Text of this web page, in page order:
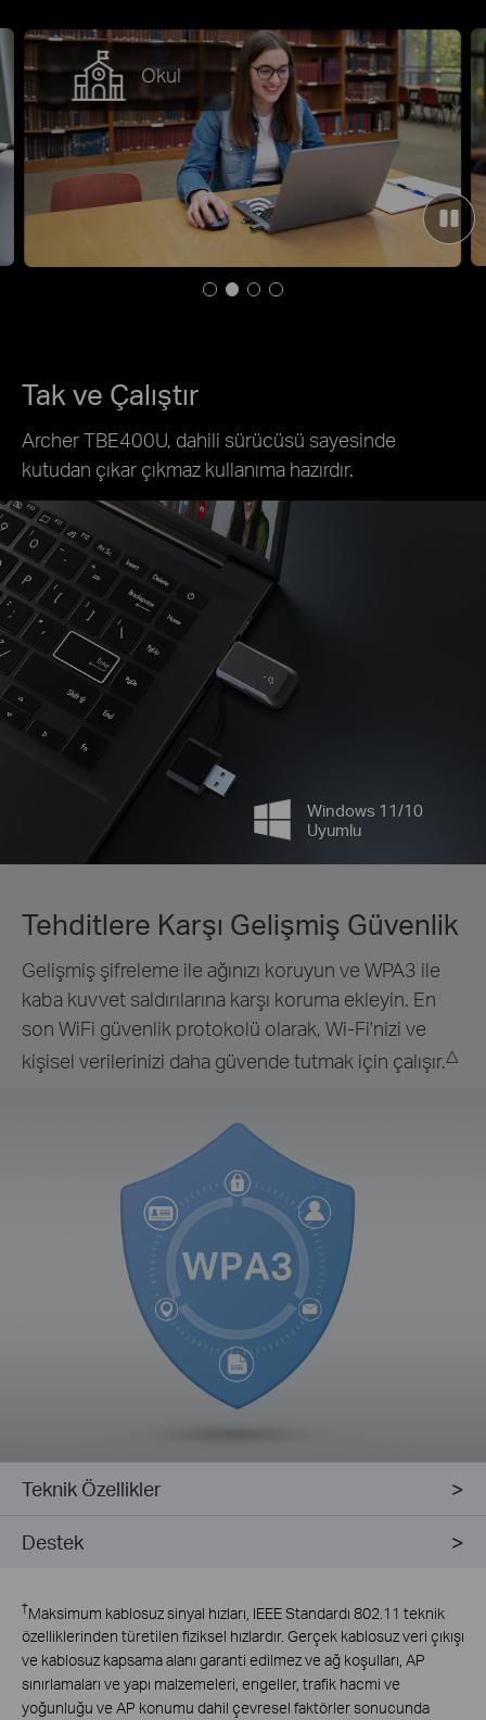
Kafe
Tak ve Çalıştır
Archer TBE400U, dahili sürücüsü sayesinde
kutudan çıkar çıkmaz kullanıma hazırdır.
Windows 11/10
Uyumlu
Tehditlere Karşı Gelişmiş Güvenlik
Gelişmiş şifreleme ile ağınızı koruyun ve WPA3 ile
kaba kuvvet saldırılarına karşı koruma ekleyin. En
son WiFi güvenlik protokolü olarak, Wi-Fi'nizi ve
kişisel verilerinizi daha güvende tutmak için çalışır.△
Teknik Özellikler
Destek
†Maksimum kablosuz sinyal hızları, IEEE Standardı 802.11 teknik
özelliklerinden türetilen fiziksel hızlardır. Gerçek kablosuz veri çıkışı
ve kablosuz kapsama alanı garanti edilmez ve ağ koşulları, AP
sınırlamaları ve yapı malzemeleri, engeller, trafik hacmi ve
yoğunluğu ve AP konumu dahil çevresel faktörler sonucunda